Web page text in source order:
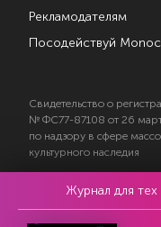
Рекламодателям
Посодействуй
Свидетельство о
№ ФС77-87108 от 26
по надзору в сфере
культурного наследия
© 2017—2026 АНО
Журнал для